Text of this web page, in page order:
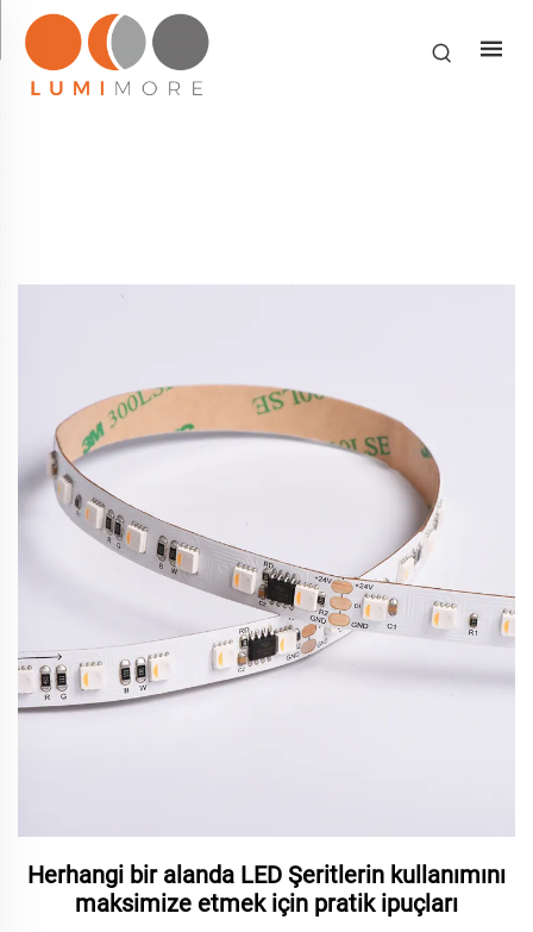
Herhangi bir alanda LED Şeritlerin kullanımını
maksimize etmek için pratik ipuçları